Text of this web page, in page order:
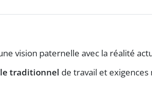
vision paternelle avec la réalité
traditionnel de travail et